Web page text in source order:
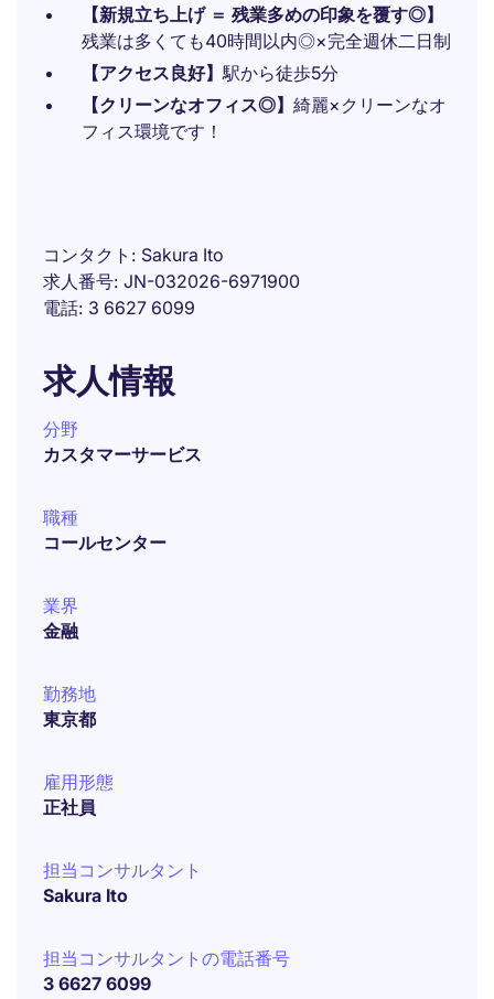
【新規立ち上げ ＝ 残業多めの印象を覆す◎】
残業は多くても40時間以内◎×完全週休二日制
【アクセス良好】駅から徒歩5分
【クリーンなオフィス◎】 綺麗×クリーンなオ
フィス環境です！
コンタクト
Sakura Ito
求人番号 JN-032026-6971900
電話 3 6627 6099
求人情報
分野
カスタマーサービス
職種
コールセンター
業界
金融
勤務地
東京都
雇用形態
正社員
担当コンサルタント
Sakura Ito
担当コンサルタントの電話番号
3 6627 6099